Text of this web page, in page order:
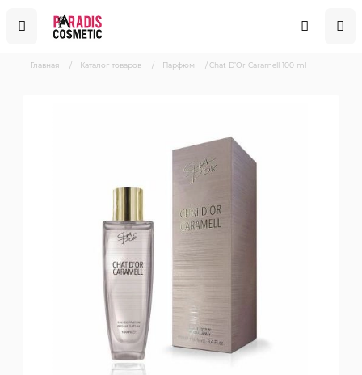
Главная / Каталог товаров / Парфюм /Chat D’Or Caramell 100 ml